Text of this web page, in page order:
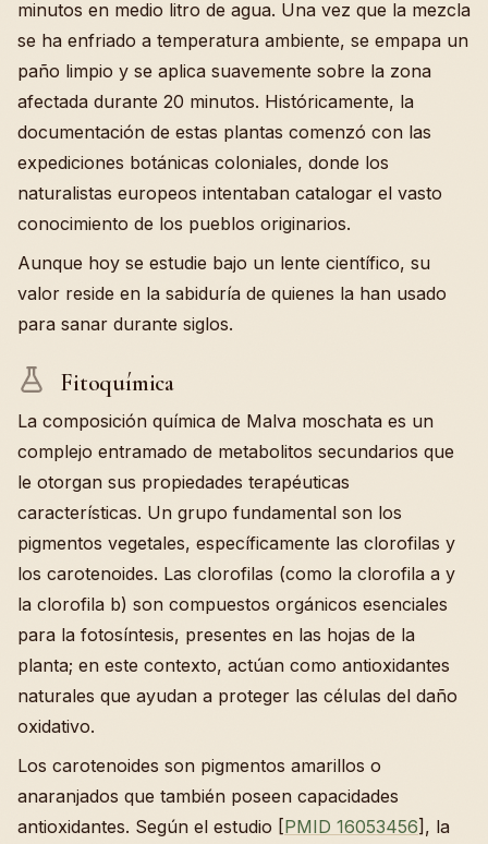
minutos en medio litro de agua. Una vez que la mezcla
se ha enfriado a temperatura ambiente, se empapa un
paño limpio y se aplica suavemente sobre la zona
afectada durante 20 minutos. Históricamente, la
documentación de estas plantas comenzó con las
expediciones botánicas coloniales, donde los
naturalistas europeos intentaban catalogar el vasto
conocimiento de los pueblos originarios.
Aunque hoy se estudie bajo un lente científico, su
valor reside en la sabiduría de quienes la han usado
para sanar durante siglos.
Fitoquímica
La composición química de Malva moschata es un
complejo entramado de metabolitos secundarios que
le otorgan sus propiedades terapéuticas
características. Un grupo fundamental son los
pigmentos vegetales, específicamente las clorofilas y
los carotenoides. Las clorofilas (como la clorofila a y
la clorofila b) son compuestos orgánicos esenciales
para la fotosíntesis, presentes en las hojas de la
planta; en este contexto, actúan como antioxidantes
naturales que ayudan a proteger las células del daño
oxidativo.
Los carotenoides son pigmentos amarillos o
anaranjados que también poseen capacidades
antioxidantes. Según el estudio [PMID 16053456], la